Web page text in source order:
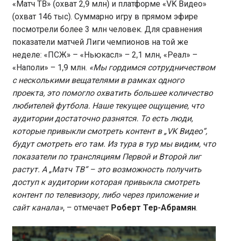
«Матч ТВ» (охват 2,9 млн) и платформе «VK Видео»
(охват 146 тыс). Суммарно игру в прямом эфире
посмотрели более 3 млн человек. Для сравнения
показатели матчей Лиги чемпионов на той же
неделе: «ПСЖ» – «Ньюкасл» – 2,1 млн, «Реал» –
«Наполи» – 1,9 млн. «Мы гордимся сотрудничеством
с несколькими вещателями в рамках одного
проекта, это помогло охватить большее количество
любителей футбола. Наше текущее ощущение, что
аудитории достаточно разнятся. То есть люди,
которые привыкли смотреть контент в „VK Видео“,
будут смотреть его там. Из тура в тур мы видим, что
показатели по трансляциям Первой и Второй лиг
растут. А „Матч ТВ“ – это возможность получить
доступ к аудитории которая привыкла смотреть
контент по телевизору, либо через приложение и
сайт канала», – отмечает Роберт Тер-Абрамян.